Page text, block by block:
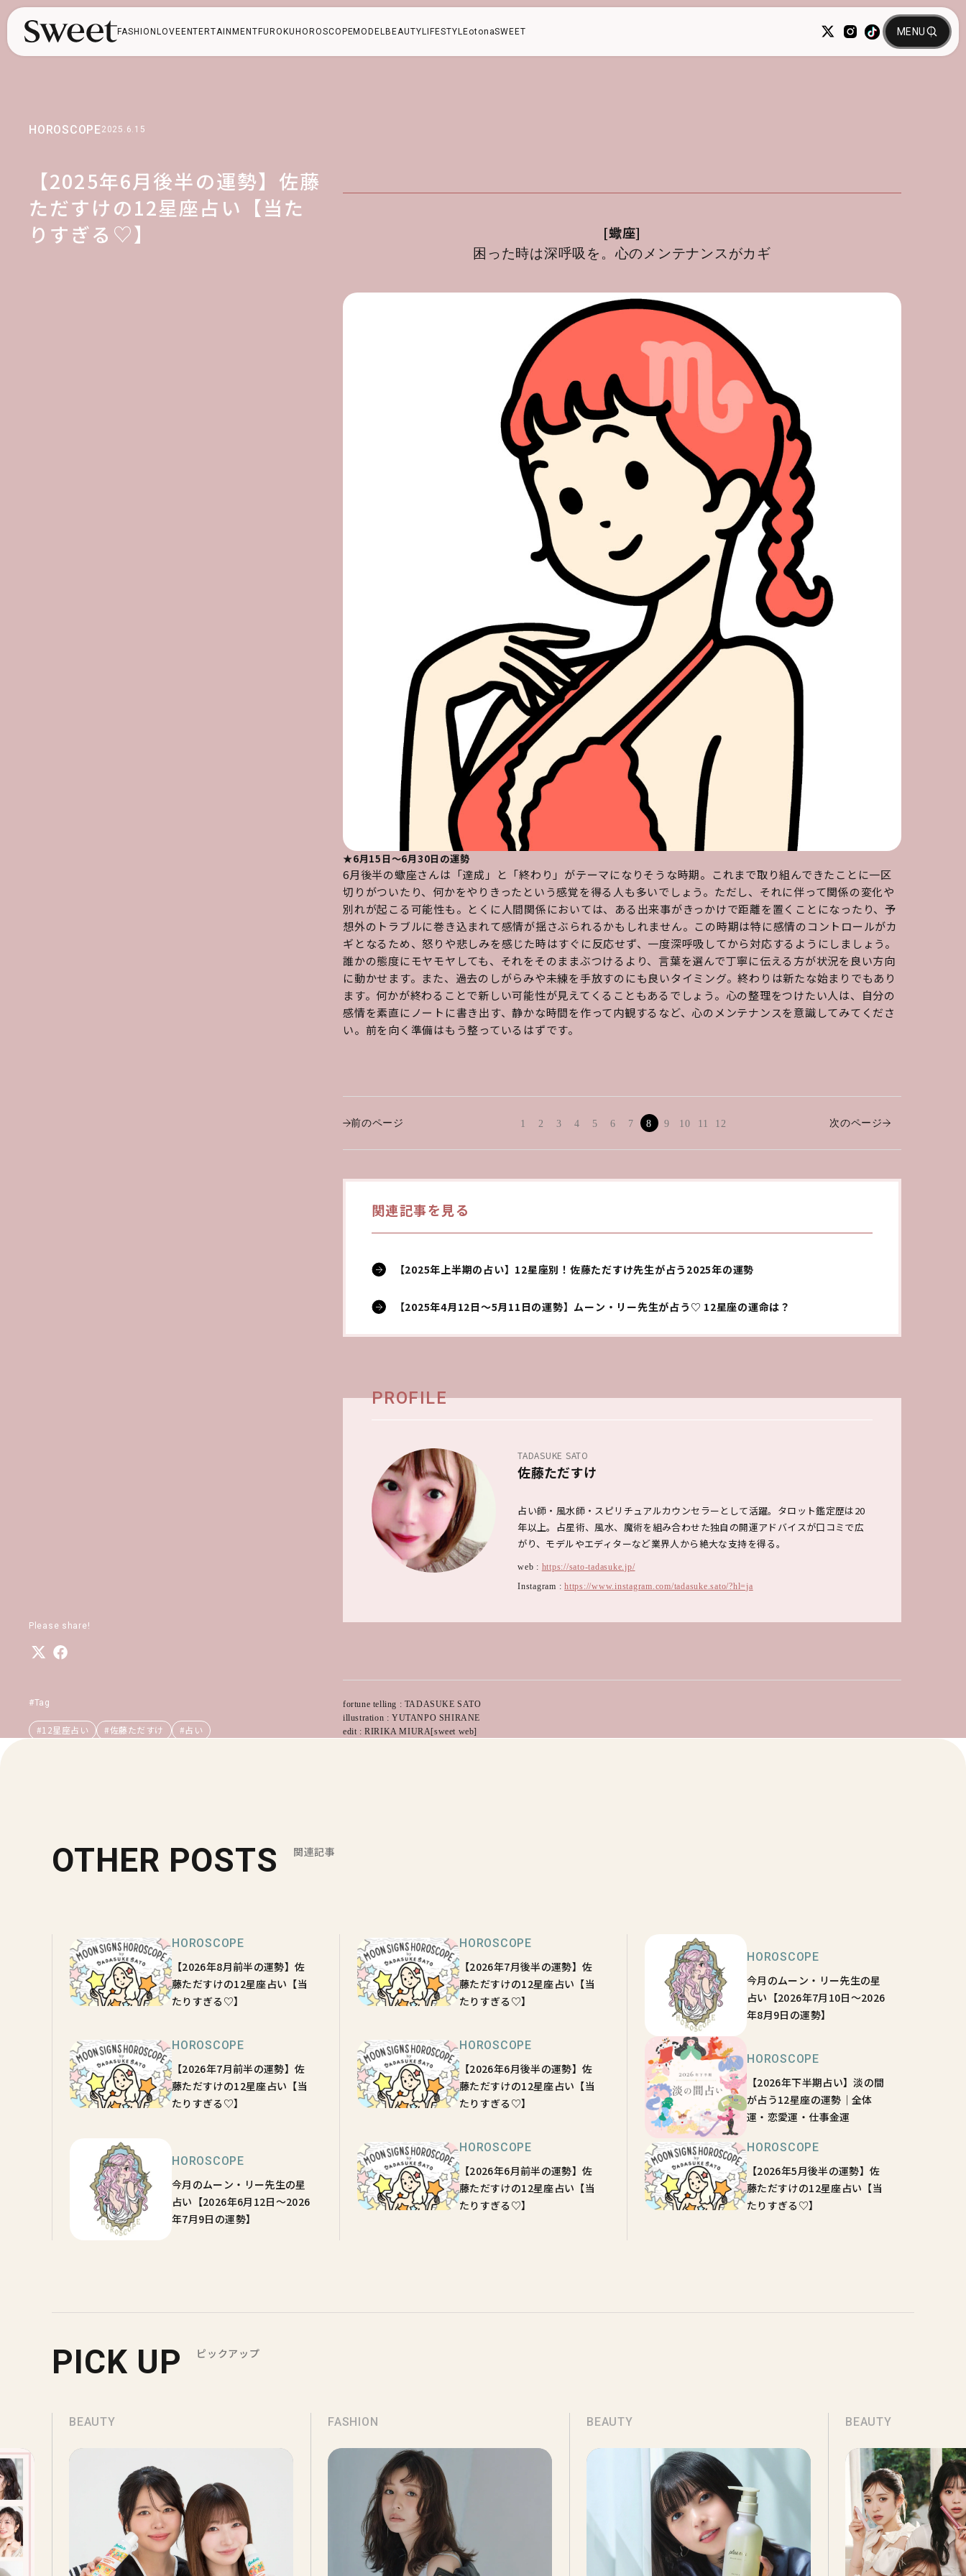
FASHION LOVE ENTERTAINMENT FUROKU HOROSCOPEMODEL BEAUTY LIFESTYLEotonaSWEET
HOROSCOPE2025.6.15
【2025年6月後半の運勢】佐藤
ただすけの12星座占い【当た
りすぎる♡】
Please share!
#Tag
#12星座占い #佐藤ただすけ #占い
[蠍座]
困った時は深呼吸を。心のメンテナンスがカギ
★6月15日～6月30日の運勢
6月後半の蠍座さんは「達成」と「終わり」がテーマになりそうな時期。これまで取り組んできたことに一区
切りがついたり、何かをやりきったという感覚を得る人も多いでしょう。ただし、それに伴って関係の変化や
別れが起こる可能性も。とくに人間関係においては、ある出来事がきっかけで距離を置くことになったり、予
想外のトラブルに巻き込まれて感情が揺さぶられるかもしれません。この時期は特に感情のコントロールがカ
ギとなるため、怒りや悲しみを感じた時はすぐに反応せず、一度深呼吸してから対応するようにしましょう。
誰かの態度にモヤモヤしても、それをそのままぶつけるより、言葉を選んで丁寧に伝える方が状況を良い方向
に動かせます。また、過去のしがらみや未練を手放すのにも良いタイミング。終わりは新たな始まりでもあり
ます。何かが終わることで新しい可能性が見えてくることもあるでしょう。心の整理をつけたい人は、自分の
感情を素直にノートに書き出す、静かな時間を作って内観するなど、心のメンテナンスを意識してみてくださ
い。前を向く準備はもう整っているはずです。
前のページ 1 2 3 4 5 6 7 8 9 10 11 12 次のページ
関連記事を見る
【2025年上半期の占い】12星座別！佐藤ただすけ先生が占う2025年の運勢
【2025年4月12日～5月11日の運勢】ムーン・リー先生が占う♡ 12星座の運命は？
PROFILE
TADASUKE SATO
佐藤ただすけ
占い師・風水師・スピリチュアルカウンセラーとして活躍。タロット鑑定歴は20
年以上。占星術、風水、魔術を組み合わせた独自の開運アドバイスが口コミで広
がり、モデルやエディターなど業界人から絶大な支持を得る。
web : https://sato-tadasuke.jp/
Instagram :https://www.instagram.com/tadasuke.sato/?hl=ja
fortune telling : TADASUKE SATO
illustration : YUTANPO SHIRANE
edit : RIRIKA MIURA[sweet web]
OTHER POSTS 関連記事
HOROSCOPE
【2026年8月前半の運勢】佐
藤ただすけの12星座占い【当
たりすぎる♡】
HOROSCOPE
【2026年7月後半の運勢】佐
藤ただすけの12星座占い【当
たりすぎる♡】
HOROSCOPE
今月のムーン・リー先生の星
占い【2026年7月10日～2026
年8月9日の運勢】
HOROSCOPE
【2026年7月前半の運勢】佐
藤ただすけの12星座占い【当
たりすぎる♡】
HOROSCOPE
【2026年6月後半の運勢】佐
藤ただすけの12星座占い【当
たりすぎる♡】
HOROSCOPE
【2026年下半期占い】淡の間
が占う12星座の運勢｜全体
運・恋愛運・仕事金運
HOROSCOPE
今月のムーン・リー先生の星
占い【2026年6月12日～2026
年7月9日の運勢】
HOROSCOPE
【2026年6月前半の運勢】佐
藤ただすけの12星座占い【当
たりすぎる♡】
HOROSCOPE
【2026年5月後半の運勢】佐
藤ただすけの12星座占い【当
たりすぎる♡】
PICK UP ピックアップ
BEAUTY FASHION BEAUTY BEAUTY